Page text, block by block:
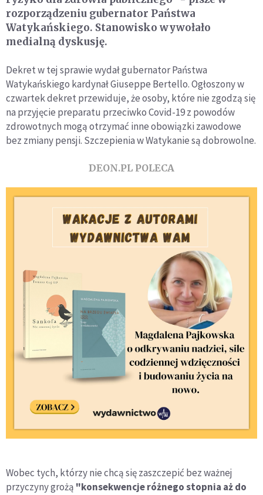
rozporządzeniu gubernator Państwa
Watykańskiego. Stanowisko wywołało
medialną dyskusję.
Dekret w tej sprawie wydał gubernator Państwa
Watykańskiego kardynał Giuseppe Bertello. Ogłoszony w
czwartek dekret przewiduje, że osoby, które nie zgodzą się
na przyjęcie preparatu przeciwko Covid-19 z powodów
zdrowotnych mogą otrzymać inne obowiązki zawodowe
bez zmiany pensji. Szczepienia w Watykanie są dobrowolne.
DEON.PL POLECA
Wobec tych, którzy nie chcą się zaszczepić bez ważnej
przyczyny grożą "konsekwencje różnego stopnia aż do